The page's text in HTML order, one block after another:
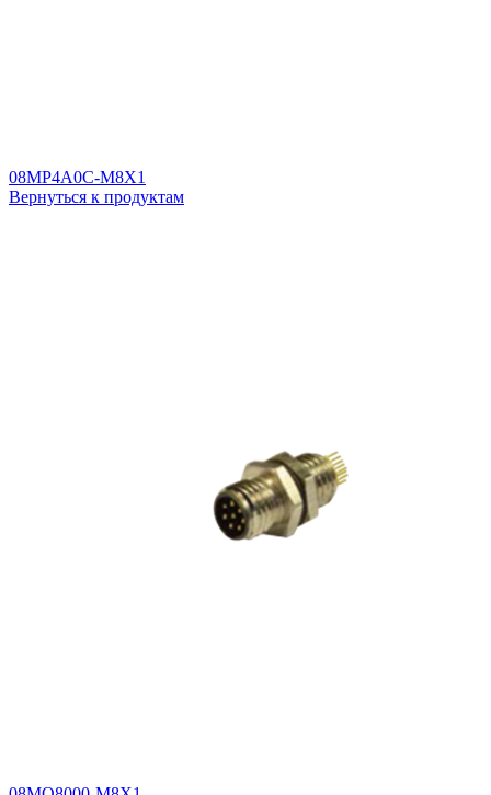
08MP4A0C-M8X1
Вернуться к продуктам